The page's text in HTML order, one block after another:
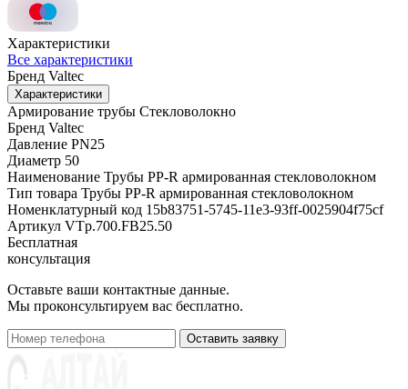
Характеристики
Все характеристики
Бренд Valtec
Характеристики
Армирование трубы Стекловолокно
Бренд Valtec
Давление PN25
Диаметр 50
Наименование Трубы PP-R армированная стекловолокном
Тип товара Трубы PP-R армированная стекловолокном
Номенклатурный код 15b83751-5745-11e3-93ff-0025904f75cf
Артикул VTp.700.FB25.50
Бесплатная
консультация
Оставьте ваши контактные данные.
Мы проконсультируем вас бесплатно.
Оставить заявку